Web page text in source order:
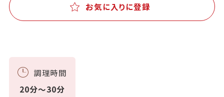
お気に入りに登録
調理時間
20分～30分